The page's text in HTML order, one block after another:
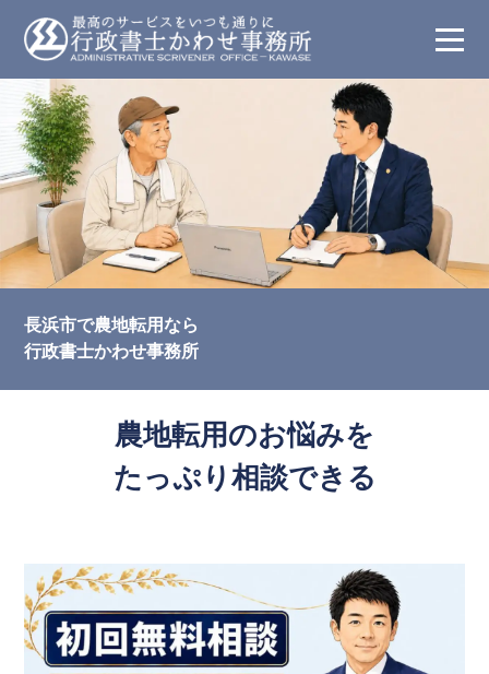
長浜市で農地転用なら
行政書士かわせ事務所
農地転用のお悩みを
たっぷり相談できる